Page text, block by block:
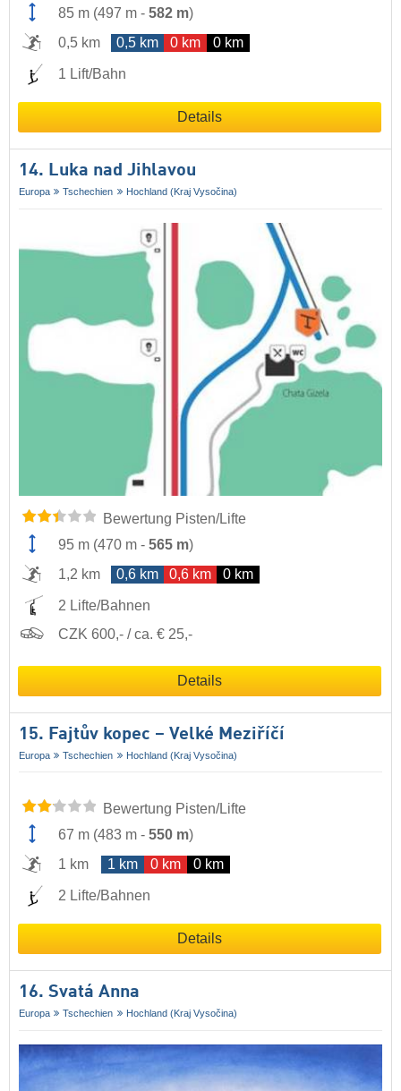
85 m (497 m - 582 m)
0,5 km
0,5 km 0 km 0 km
1 Lift/Bahn
Details
14. Luka nad Jihlavou
Europa Tschechien Hochland (Kraj Vysočina)
Bewertung Pisten/Lifte
95 m (470 m - 565 m)
1,2 km
0,6 km 0,6 km 0 km
2 Lifte/Bahnen
CZK 600,- / ca. € 25,-
Details
15. Fajtův kopec – Velké Meziříčí
Europa Tschechien Hochland (Kraj Vysočina)
Bewertung Pisten/Lifte
67 m (483 m - 550 m)
1 km
1 km 0 km 0 km
2 Lifte/Bahnen
Details
16. Svatá Anna
Europa Tschechien Hochland (Kraj Vysočina)